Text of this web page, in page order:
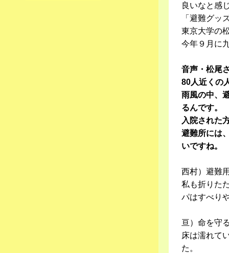
良いなと感
「避難グッ
東京大学の
今年９月に
音声・松尾
80人近くの
雨風の中、
るんです。
入院された
避難所には
いですね。
西村）避難
私も折りた
パはすべり
亘）命を守
床は濡れて
た。